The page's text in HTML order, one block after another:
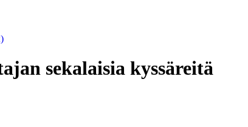
sekalaisia kyssäreitä